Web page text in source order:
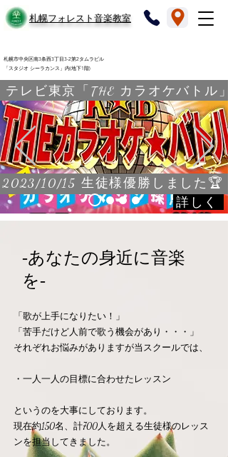
札幌市中央区南3条西3丁目3-2第2タムラビル
「スタジオ シーラカンス」内(地下1階)
​札幌フォレスト音楽教室
-​あなたの身近に音楽
を-
​「歌が上手になりたい！」
「苦手だけど人前で歌う機会があり・・・」
それぞれお悩みがありますが当スクールでは、
・一人一人の目標に合わせたレッスン
​というのを大事にしております。
現在約150名、計700人を超える生徒様のレッス
ンを担当してきました。
テレビ東京「THE カラオケバトル」
2023/10/15 生徒様優勝しました🏆
詳しく